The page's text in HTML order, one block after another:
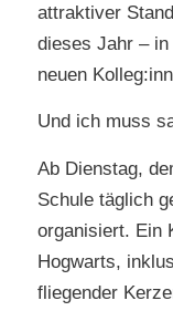
attraktiver
dieses Jahr –
neuen
Und ich muss
Ab Dienstag,
Schule täglich
organisiert. Ein
Hogwarts,
fliegender